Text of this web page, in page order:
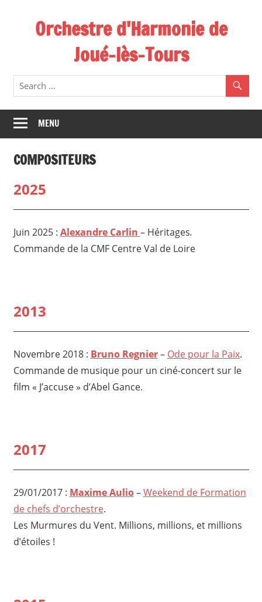
Orchestre d'Harmonie de
Joué-lès-Tours
MENU
COMPOSITEURS
2025
Juin 2025 : Alexandre Carlin – Héritages.
Commande de la CMF Centre Val de Loire
2013
Novembre 2018 : Bruno Regnier– Ode pour la Paix.
Commande de musique pour un ciné-concert sur le
film « J’accuse » d’Abel Gance.
2017
29/01/2017 : Maxime Aulio–Weekend de Formation
de chefs d’orchestre.
Les Murmures du Vent. Millions, millions, et millions
d’étoiles !